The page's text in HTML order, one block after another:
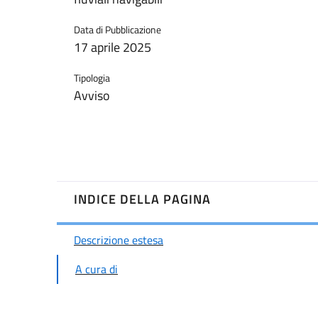
Data di Pubblicazione
17 aprile 2025
Tipologia
Avviso
INDICE DELLA PAGINA
Descrizione estesa
A cura di